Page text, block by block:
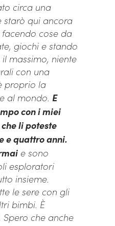
circa una
starò qui ancora
cose da
giochi e stando
massimo, niente
con una
proprio la
al mondo. E
con i miei
li poteste
e quattro anni.
e sono
esploratori
insieme.
le sere con gli
bimbi. È
che anche